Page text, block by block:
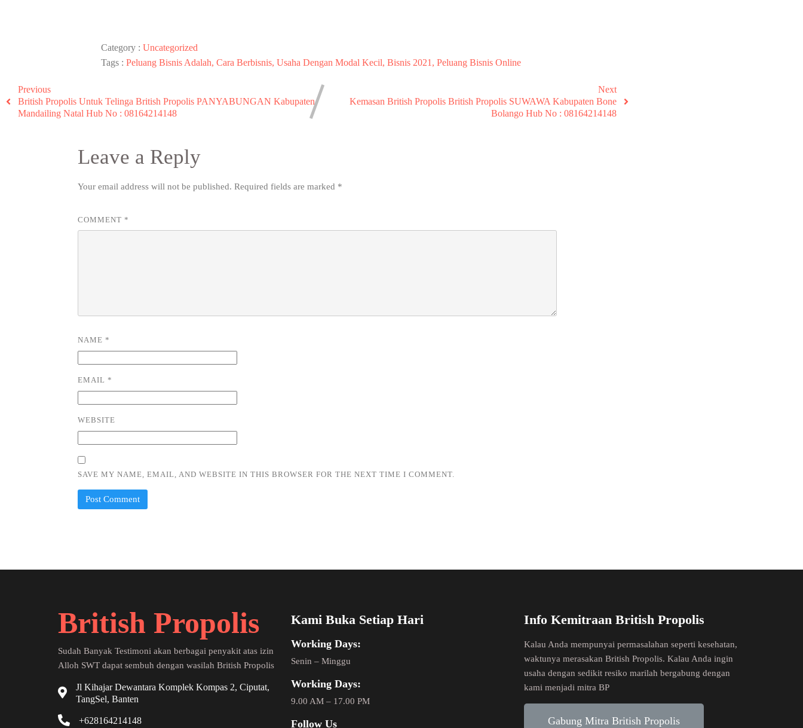
Category : Uncategorized
Tags : Peluang Bisnis Adalah, Cara Berbisnis, Usaha Dengan Modal Kecil, Bisnis 2021, Peluang Bisnis Online
Previous
British Propolis Untuk Telinga British Propolis PANYABUNGAN Kabupaten
Mandailing Natal Hub No : 08164214148
Next
Kemasan British Propolis British Propolis SUWAWA Kabupaten Bone
Bolango Hub No : 08164214148
Leave a Reply
Your email address will not be published. Required fields are marked *
COMMENT*
NAME*
EMAIL*
WEBSITE
SAVE MY NAME, EMAIL, AND WEBSITE IN THIS BROWSER FOR THE NEXT TIME I COMMENT.
British Propolis
Sudah Banyak Testimoni akan berbagai penyakit atas izin
Alloh SWT dapat sembuh dengan wasilah British Propolis
Jl Kihajar Dewantara Komplek Kompas 2, Ciputat,
TangSel, Banten
+628164214148
Kami Buka Setiap Hari
Working Days:
Senin – Minggu
Working Days:
9.00 AM – 17.00 PM
Follow Us
Info Kemitraan British Propolis
Kalau Anda mempunyai permasalahan seperti kesehatan,
waktunya merasakan British Propolis. Kalau Anda ingin
usaha dengan sedikit resiko marilah bergabung dengan
kami menjadi mitra BP
Gabung Mitra British Propolis